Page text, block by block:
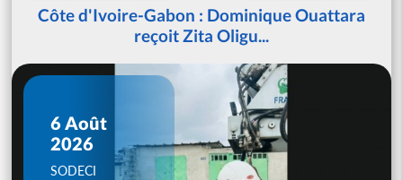
Côte d'Ivoire-Gabon : Dominique Ouattara
reçoit Zita Oligu...
6 Août
2026
SODECI